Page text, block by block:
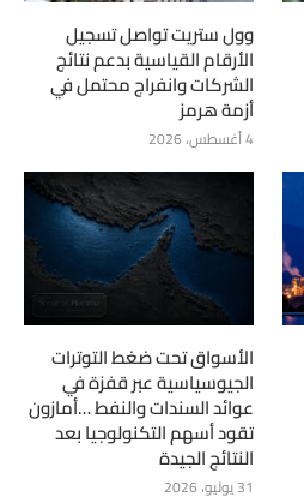
وول ستريت تواصل تسجيل
الأرقام القياسية بدعم نتائج
الشركات وانفراج محتمل في
أزمة هرمز
4 أغسطس، 2026
الأسواق تحت ضغط التوترات
الجيوسياسية عبر قفزة في
عوائد السندات والنفط …أمازون
تقود أسهم التكنولوجيا بعد
النتائج الجيدة
31 يوليو، 2026